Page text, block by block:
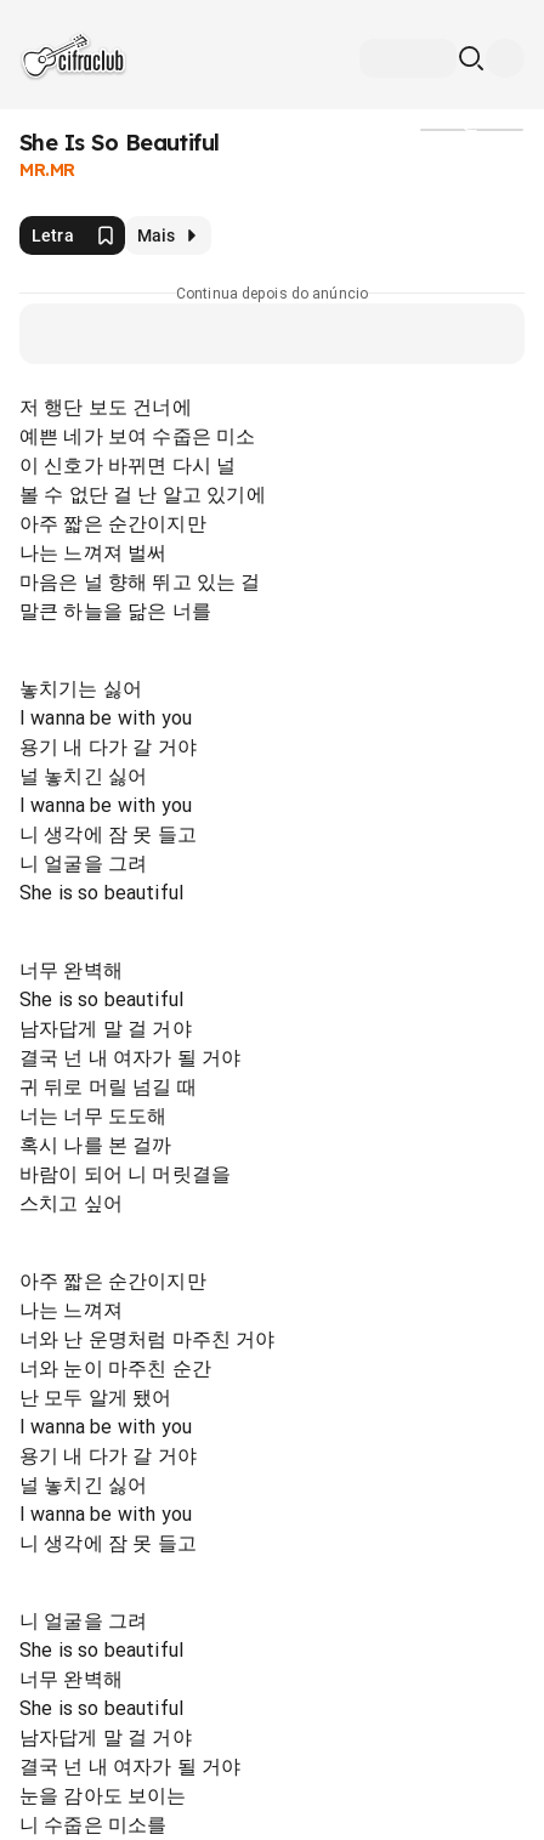
She Is So Beautiful
MR.MR
Letra Mais
Continua depois do anúncio
저 행단 보도 건너에
예쁜 네가 보여 수줍은 미소
이 신호가 바뀌면 다시 널
볼 수 없단 걸 난 알고 있기에
아주 짧은 순간이지만
나는 느껴져 벌써
마음은 널 향해 뛰고 있는 걸
말큰 하늘을 닮은 너를
놓치기는 싫어
I wanna be with you
용기 내 다가 갈 거야
널 놓치긴 싫어
I wanna be with you
니 생각에 잠 못 들고
니 얼굴을 그려
She is so beautiful
너무 완벽해
She is so beautiful
남자답게 말 걸 거야
결국 넌 내 여자가 될 거야
귀 뒤로 머릴 넘길 때
너는 너무 도도해
혹시 나를 본 걸까
바람이 되어 니 머릿결을
스치고 싶어
아주 짧은 순간이지만
나는 느껴져
너와 난 운명처럼 마주친 거야
너와 눈이 마주친 순간
난 모두 알게 됐어
I wanna be with you
용기 내 다가 갈 거야
널 놓치긴 싫어
I wanna be with you
니 생각에 잠 못 들고
니 얼굴을 그려
She is so beautiful
너무 완벽해
She is so beautiful
남자답게 말 걸 거야
결국 넌 내 여자가 될 거야
눈을 감아도 보이는
니 수줍은 미소를